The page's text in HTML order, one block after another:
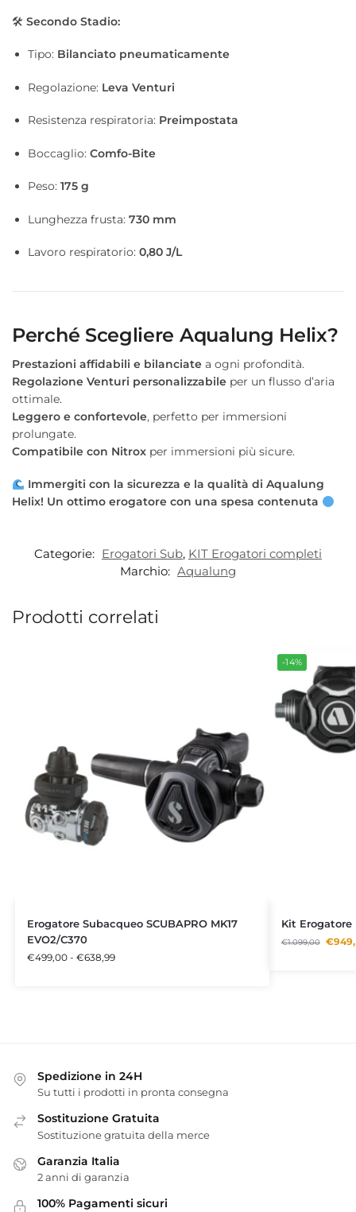
🛠 Secondo Stadio:
Tipo: Bilanciato pneumaticamente
Regolazione: Leva Venturi
Resistenza respiratoria: Preimpostata
Boccaglio: Comfo-Bite
Peso: 175 g
Lunghezza frusta: 730 mm
Lavoro respiratorio: 0,80 J/L
Perché Scegliere Aqualung Helix?
Prestazioni affidabili e bilanciate a ogni profondità.
Regolazione Venturi personalizzabile per un flusso d’aria
ottimale.
Leggero e confortevole, perfetto per immersioni
prolungate.
Compatibile con Nitrox per immersioni più sicure.
Immergiti con la sicurezza e la qualità di Aqualung
Helix! Un ottimo erogatore con una spesa contenuta
Categorie: Erogatori Sub, KIT Erogatori completi
Marchio: Aqualung
Prodotti correlati
Erogatore Subacqueo SCUBAPRO MK17
EVO2/C370
€499,00 - €638,99
-14%
Kit Erogatore
€1.099,00 €
Spedizione in 24H
Su tutti i prodotti in pronta consegna
Sostituzione Gratuita
Sostituzione gratuita della merce
Garanzia Italia
2 anni di garanzia
100% Pagamenti sicuri